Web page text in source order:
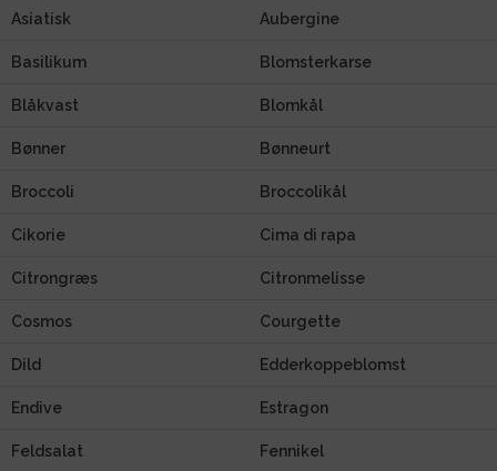
Asiatisk Aubergine
Basilikum Blomsterkarse
Blåkvast Blomkål
Bønner Bønneurt
Broccoli Broccolikål
Cikorie Cima di rapa
Citrongræs Citronmelisse
Cosmos Courgette
Dild Edderkoppeblomst
Endive Estragon
Feldsalat Fennikel